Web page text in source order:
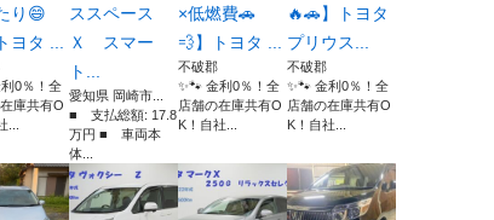
り😄
ヨタ ...
0％！全
庫共有O
...
ススペース
Ｘ スマー
ト...
愛知県 岡崎市...
■ 支払総額: 17.8
万円 ■ 車両本
体...
×低燃費🚗
💨】トヨタ ...
不破郡
✨🐾 金利0％！全
店舗の在庫共有O
K！自社...
🔥🚗】トヨタ
プリウス...
不破郡
✨🐾 金利0％！全
店舗の在庫共有O
K！自社...